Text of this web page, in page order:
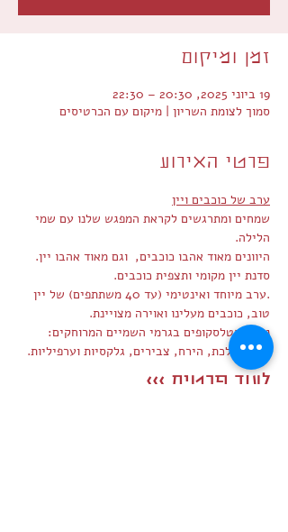
זמן ומיקום
19 ביוני 2025, 20:30 – 22:30
סמוך לצומת השריון | מיקום עם הכרטיסים
פרטי האירוע
ערב של כוכבים ויין
שמחים ומתרגשים לקראת המפגש שלנו עם שמי
הלילה.
היוונים מאוד אהבו כוכבים,  וגם מאוד אהבו יין.
סדנת יין מקומי ותצפית כוכבים.
.ערב מיוחד ואינטימי (עד 40 משתתפים) של יין
טוב, כוכבים מעלינו ואוירה מצויינת.
נצפה בטלסקופים בגרמי השמיים המרוחקים:
כוכבי הלכת, הירח, צבירים, גלקסיות וערפיליות.
לעוד פרטים >>>